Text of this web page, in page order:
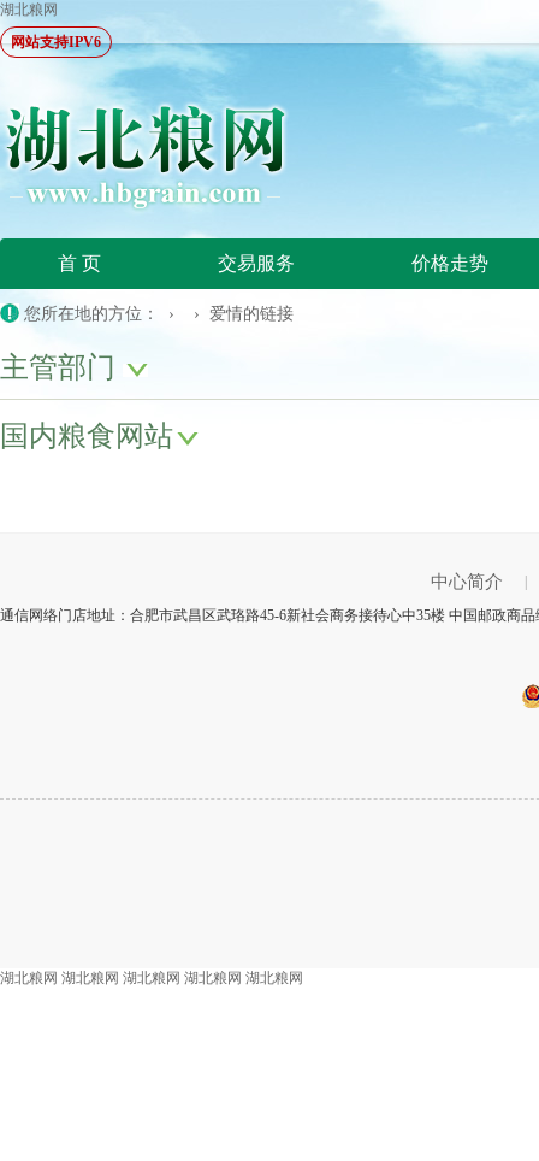
湖北粮网
网站支持IPV6
首 页 交易服务 价格走势
您所在地的方位： › › 爱情的链接
主管部门
国内粮食网站
中心简介
通信网络门店地址：合肥市武昌区武珞路45-6新社会商务接待心中35楼 中国邮政商
湖北粮网 湖北粮网 湖北粮网 湖北粮网 湖北粮网